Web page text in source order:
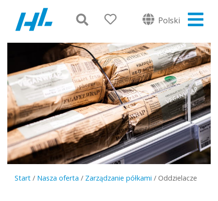
Polski
Start / Nasza oferta / Zarządzanie półkami / Oddzielacze